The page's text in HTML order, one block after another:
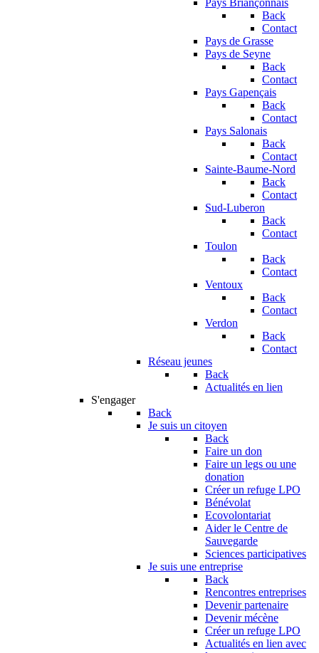
Pays Briançonnais
Back
Contact
Pays de Grasse
Pays de Seyne
Back
Contact
Pays Gapençais
Back
Contact
Pays Salonais
Back
Contact
Sainte-Baume-Nord
Back
Contact
Sud-Luberon
Back
Contact
Toulon
Back
Contact
Ventoux
Back
Contact
Verdon
Back
Contact
Réseau jeunes
Back
Actualités en lien
S'engager
Back
Je suis un citoyen
Back
Faire un don
Faire un legs ou une
donation
Créer un refuge LPO
Bénévolat
Ecovolontariat
Aider le Centre de
Sauvegarde
Sciences participatives
Je suis une entreprise
Back
Rencontres entreprises
Devenir partenaire
Devenir mécène
Créer un refuge LPO
Actualités en lien avec